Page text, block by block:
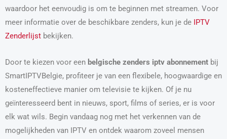
waardoor het eenvoudig is om te beginnen met streamen. Voor
meer informatie over de beschikbare zenders, kun je de IPTV
Zenderlijst bekijken.
Door te kiezen voor een belgische zenders iptv abonnement bij
SmartIPTVBelgie, profiteer je van een flexibele, hoogwaardige en
kosteneffectieve manier om televisie te kijken. Of je nu
geïnteresseerd bent in nieuws, sport, films of series, er is voor
elk wat wils. Begin vandaag nog met het verkennen van de
mogelijkheden van IPTV en ontdek waarom zoveel mensen